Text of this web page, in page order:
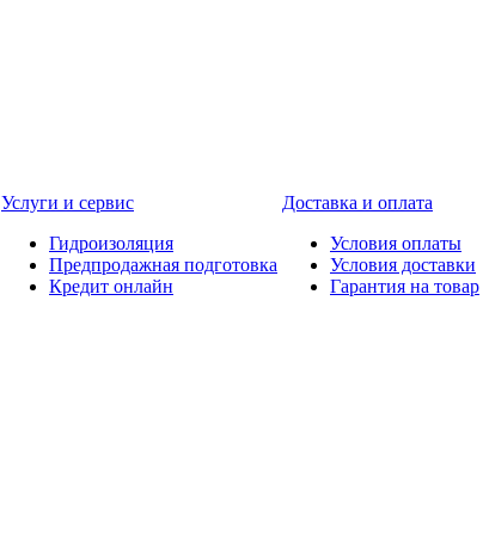
Услуги и сервис
Гидроизоляция
Предпродажная подготовка
Кредит онлайн
Доставка и оплата
Условия оплаты
Условия доставки
Гарантия на товар